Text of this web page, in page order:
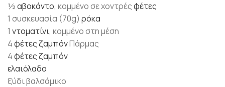
½αβοκάντο, κομμένο σε χοντρέςφέτες
1 συσκευασία (70g) ρόκα
1 ντοματίνι, κομμένο στη μέση
4φέτεςζαμπόνΠάρμας
4φέτεςζαμπόν
ελαιόλαδο
ξύδι βαλσάμικο